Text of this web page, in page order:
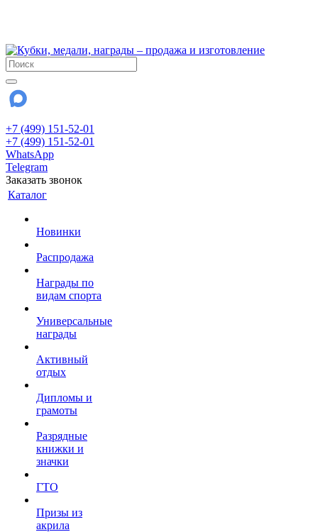
+7 (499) 151-52-01
+7 (499) 151-52-01
WhatsApp
Telegram
Заказать звонок
Каталог
Новинки
Распродажа
Награды по
видам спорта
Универсальные
награды
Активный
отдых
Дипломы и
грамоты
Разрядные
книжки и
значки
ГТО
Призы из
акрила